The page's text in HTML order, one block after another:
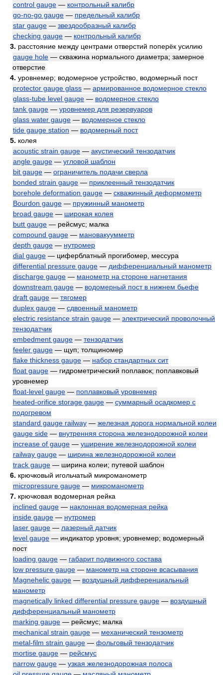
control gauge — контрольный калибр
go-no-go gauge — предельный калибр
star gauge — звездообразный калибр
checking gauge — контрольный калибр
3. расстояние между центрами отверстий поперёк усилию
gauge hole — скважина нормального диаметра; замерное
отверстие
4. уровнемер; водомерное устройство, водомерный пост
protector gauge glass — армированное водомерное стекло
glass-tube level gauge — водомерное стекло
tank gauge — уровнемер для резервуаров
glass water gauge — водомерное стекло
tide gauge station — водомерный пост
5. колея
acoustic strain gauge — акустический тензодатчик
angle gauge — угловой шаблон
bit gauge — ограничитель подачи сверла
bonded strain gauge — приклеенный тензодатчик
borehole deformation gauge — скважинный деформометр
Bourdon gauge — пружинный манометр
broad gauge — широкая колея
butt gauge — рейсмус; малка
compound gauge — мановакуумметр
depth gauge — нутромер
dial gauge — циферблатный прогибомер, мессура
differential pressure gauge — дифференциальный манометр
discharge gauge — манометр на стороне нагнетания
downstream gauge — водомерный пост в нижнем бьефе
draft gauge — тягомер
duplex gauge — сдвоенный манометр
electric resistance strain gauge — электрический проволочный
тензодатчик
embedment gauge — тензодатчик
feeler gauge — щуп; толщиномер
flake thickness gauge — набор стандартных сит
float gauge — гидрометрический поплавок; поплавковый
уровнемер
float-level gauge — поплавковый уровнемер
heated-orifice storage gauge — суммарный осадкомер с
подогревом
standard gauge railway — железная дорога нормальной колеи
gauge side — внутренняя сторона железнодорожной колеи
increase of gauge — уширение железнодорожной колеи
railway gauge — ширина железнодорожной колеи
track gauge — ширина колеи; путевой шаблон
6. крючковый игольчатый микроманометр
micropressure gauge — микроманометр
7. крючковая водомерная рейка
inclined gauge — наклонная водомерная рейка
inside gauge — нутромер
laser gauge — лазерный датчик
level gauge — индикатор уровня; уровнемер; водомерный
пост
loading gauge — габарит подвижного состава
low pressure gauge — манометр на стороне всасывания
Magnehelic gauge — воздушный дифференциальный
манометр
magnetically linked differential pressure gauge — воздушный
дифференциальный манометр
marking gauge — рейсмус; малка
mechanical strain gauge — механический тензометр
metal-film strain gauge — фольговый тензодатчик
mortise gauge — рейсмус
narrow gauge — узкая железнодорожная полоса